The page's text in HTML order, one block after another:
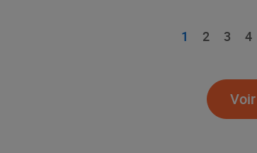
Page
1 Page
2 Page
3 4